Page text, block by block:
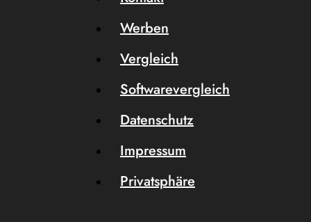
Werben
Vergleich
Softwarevergleich
Datenschutz
Impressum
Privatsphäre